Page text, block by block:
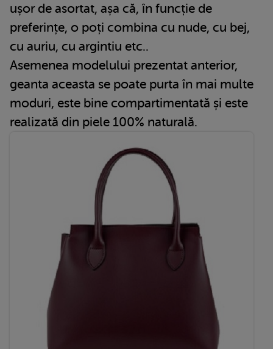
ușor de asortat, așa că, în funcție de
preferințe, o poți combina cu nude, cu bej,
cu auriu, cu argintiu etc..
Asemenea modelului prezentat anterior,
geanta aceasta se poate purta în mai multe
moduri, este bine compartimentată și este
realizată din piele 100% naturală.